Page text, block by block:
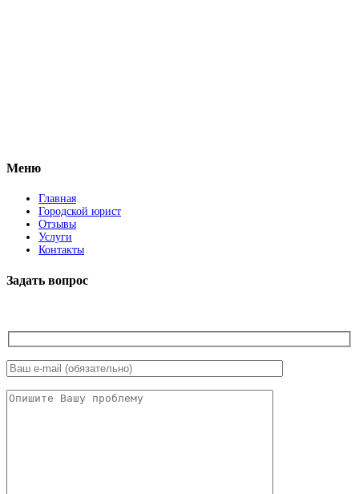
Меню
Главная
Городской юрист
Отзывы
Услуги
Контакты
Задать вопрос